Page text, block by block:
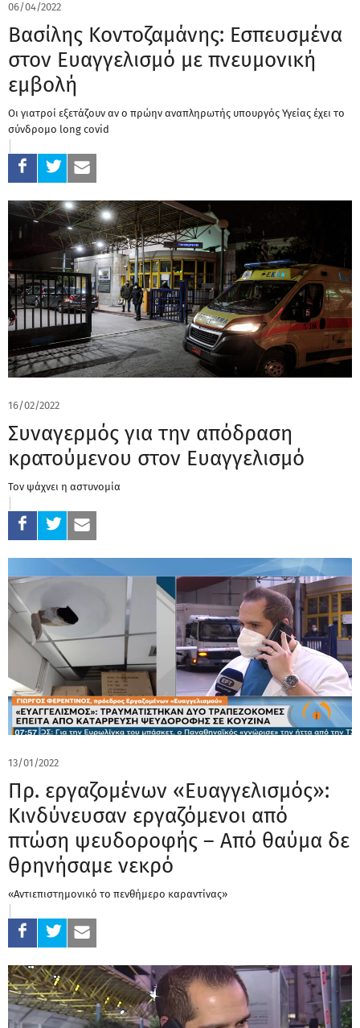
06/04/2022
Βασίλης Κοντοζαμάνης: Εσπευσμένα
στον Ευαγγελισμό με πνευμονική
εμβολή
Οι γιατροί εξετάζουν αν ο πρώην αναπληρωτής υπουργός Υγείας έχει το
σύνδρομο long covid
16/02/2022
Συναγερμός για την απόδραση
κρατούμενου στον Ευαγγελισμό
Τον ψάχνει η αστυνομία
13/01/2022
Πρ. εργαζομένων «Ευαγγελισμός»:
Κινδύνευσαν εργαζόμενοι από
πτώση ψευδοροφής – Από θαύμα δε
θρηνήσαμε νεκρό
«Αντιεπιστημονικό το πενθήμερο καραντίνας»